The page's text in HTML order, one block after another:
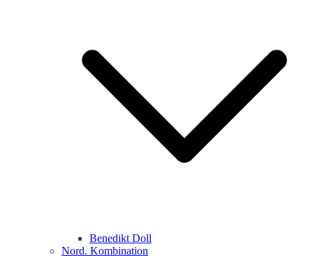
Benedikt Doll
Nord. Kombination